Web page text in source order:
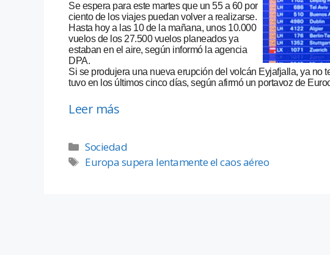
Se espera para este martes que un 55 a 60 por
ciento de los viajes puedan volver a realizarse.
Hasta hoy a las 10 de la mañana, unos 10.000
vuelos de los 27.500 vuelos planeados ya
estaban en el aire, según informó la agencia
DPA.
Si se produjera una nueva erupción del volcán Eyjafjalla, ya no
tuvo en los últimos cinco días, según afirmó un portavoz de
Leer más
Sociedad
Europa supera lentamente el caos aéreo